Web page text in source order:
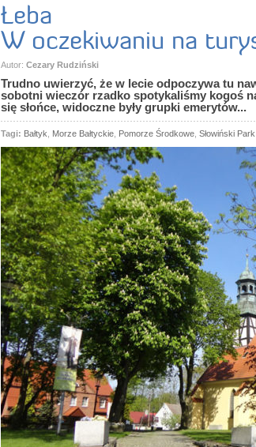
Łeba
W oczekiwaniu na
Autor: Cezary Rudziński
Trudno uwierzyć, że w lecie odpoczywa tu
sobotni wieczór rzadko spotykaliśmy kogoś
się słońce, widoczne były grupki emerytów...
Tagi: Bałtyk Morze Bałtyckie Pomorze Środkowe Słowiński